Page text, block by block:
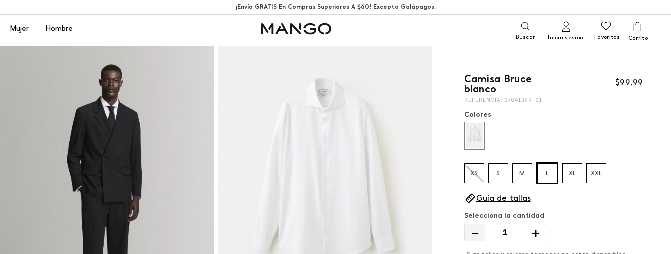
¡Envío GRATIS En Compras Superiores A $60! Excepto Galápagos.
Menú
Mujer Hombre
Buscar Inicia sesión Favoritos
Camisa Bruce
blanco
$99,99
REFERENCIA : 37041399-01
Colores
XS S M L XL XXL
Guía de tallas
＋
－